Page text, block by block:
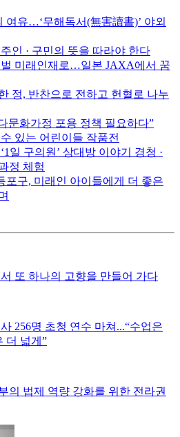
여유…‘무해독서(無害讀書)’ 야외
인 · 구민의 뜻을 따라야 한다
미래인재로…일본 JAXA에서 꿈
정, 반찬으로 전하고 헌혈로 나누
문화가정 포용 정책 필요하다”
있는 어린이들 작품전
일 구의원’ 상대방 이야기 경청 ·
정 체험
구, 미래인 아이들에게 더 좋은
또 하나의 고향을 만들어 가다
256명 초청 연수 마쳐...“수업은
더 넓게”
의 법제 역량 강화를 위한 전라권